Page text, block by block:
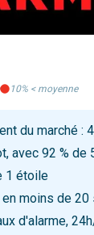
10% <moyenne
du marché :
avec 92 % de
1 étoile
moins de
d'alarme,